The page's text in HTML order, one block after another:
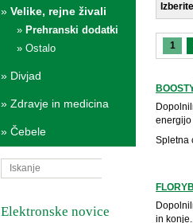
» Velike, rejne živali
» Prehranski dodatki
» Ostalo
» Divjad
» Zdravje in medicina
» Čebele
Elektronske novice
1
energijo
Spletna
in